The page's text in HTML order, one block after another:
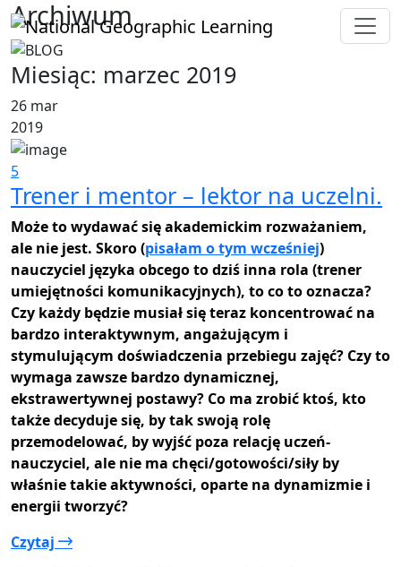
Archiwum
Miesiąc: marzec 2019
26 mar
2019
5
Trener i mentor – lektor na uczelni.
Może to wydawać się akademickim rozważaniem,
ale nie jest. Skoro (pisałam o tym wcześniej)
nauczyciel języka obcego to dziś inna rola (trener
umiejętności komunikacyjnych), to co to oznacza?
Czy każdy będzie musiał się teraz koncentrować na
bardzo interaktywnym, angażującym i
stymulującym doświadczenia przebiegu zajęć? Czy to
wymaga zawsze bardzo dynamicznej,
ekstrawertywnej postawy? Co ma zrobić ktoś, kto
także decyduje się, by tak swoją rolę
przemodelować, by wyjść poza relację uczeń-
nauczyciel, ale nie ma chęci/gotowości/siły by
właśnie takie aktywności, oparte na dynamizmie i
energii tworzyć?
Czytaj